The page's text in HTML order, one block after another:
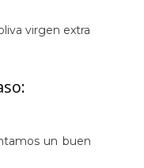
virgen extra
un buen